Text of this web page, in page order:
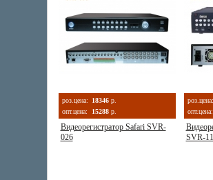
роз.цена: 18346 р.
опт.цена:
15288 р.
Видеорегистратор Safari SVR-
026
роз.цена:
опт.цена:
SVR-